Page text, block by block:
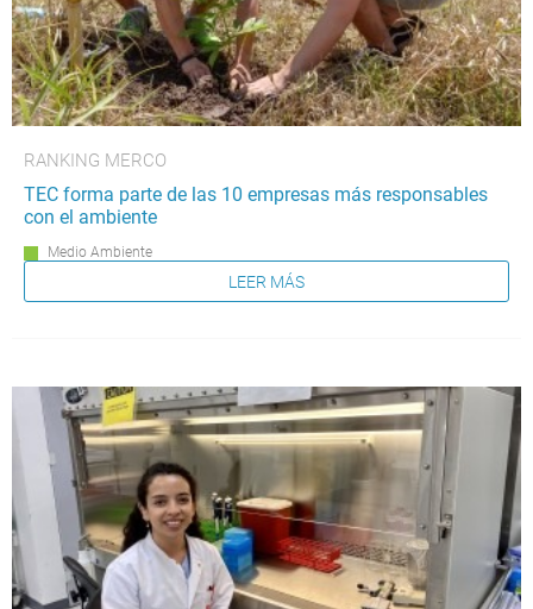
RANKING MERCO
TEC forma parte de las 10 empresas más responsables
con el ambiente
Medio Ambiente
LEER MÁS